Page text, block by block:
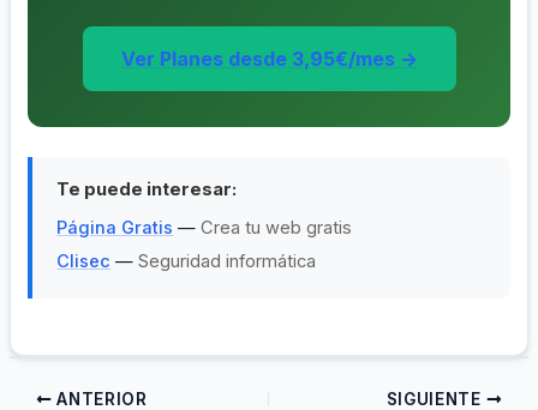
Ver Planes desde 3,95€/mes →
Te puede interesar:
Página Gratis —Crea tu web gratis
Clisec —Seguridad informática
ANTERIOR SIGUIENTE